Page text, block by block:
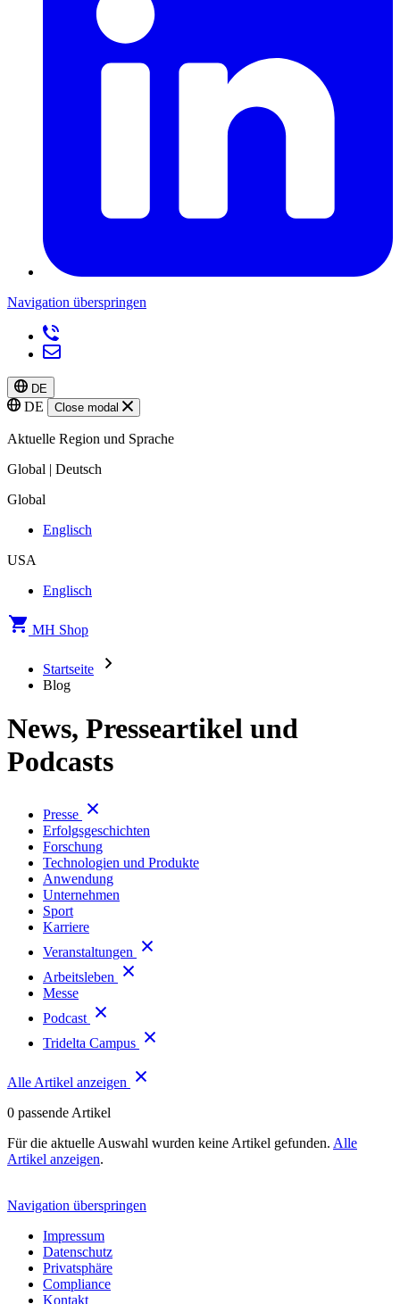
Navigation überspringen
DE
DE Close modal
Aktuelle Region und Sprache
Global | Deutsch
Global
Englisch
USA
Englisch
MH Shop
Startseite
Blog
News, Presseartikel und
Podcasts
Presse
Erfolgsgeschichten
Forschung
Technologien und Produkte
Anwendung
Unternehmen
Sport
Karriere
Veranstaltungen
Arbeitsleben
Messe
Podcast
Tridelta Campus
Alle Artikel anzeigen
0 passende Artikel
Für die aktuelle Auswahl wurden keine Artikel gefunden. Alle
Artikel anzeigen.
Navigation überspringen
Impressum
Datenschutz
Privatsphäre
Compliance
Kontakt